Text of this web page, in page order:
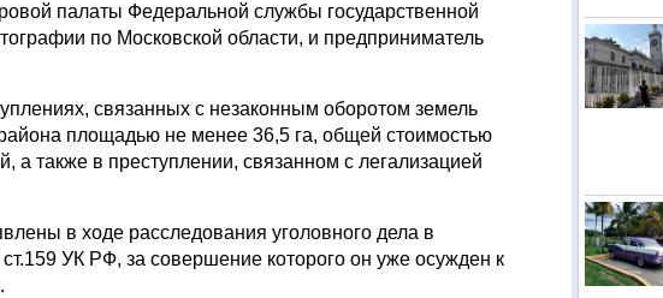
палаты Федеральной службы государственной
по Московской области, и предприниматель
связанных с незаконным оборотом земель
площадью не менее 36,5 га, общей стоимостью
а также в преступлении, связанном с легализацией
в ходе расследования уголовного дела в
УК РФ, за совершение которого он уже осужден к